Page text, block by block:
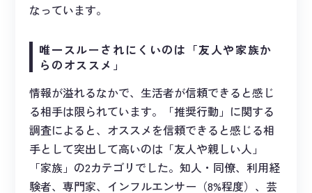
なっています。
唯一スルーされにくいのは「友人や家族か
らのオススメ」
情報が溢れるなかで、生活者が信頼できると感じ
る相手は限られています。「推奨行動」に関する
調査によると、オススメを信頼できると感じる相
手として突出して高いのは「友人や親しい人」
「家族」の2カテゴリでした。知人・同僚、利用経
験者、専門家、インフルエンサー（8%程度）、芸